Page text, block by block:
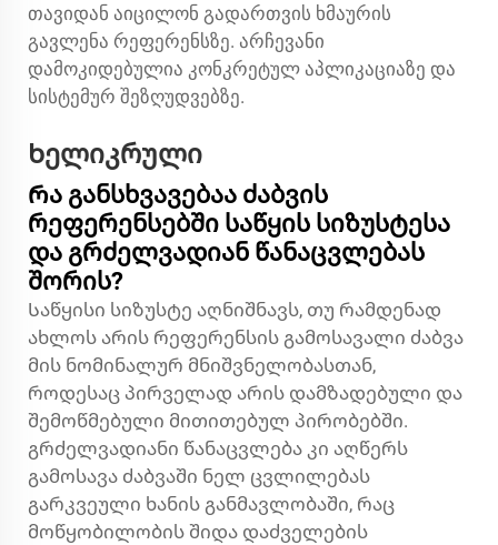
თავიდან აიცილონ გადართვის ხმაურის
გავლენა რეფერენსზე. არჩევანი
დამოკიდებულია კონკრეტულ აპლიკაციაზე და
სისტემურ შეზღუდვებზე.
Ხელიკრული
Რა განსხვავებაა ძაბვის
რეფერენსებში საწყის სიზუსტესა
და გრძელვადიან წანაცვლებას
შორის?
Საწყისი სიზუსტე აღნიშნავს, თუ რამდენად
ახლოს არის რეფერენსის გამოსავალი ძაბვა
მის ნომინალურ მნიშვნელობასთან,
როდესაც პირველად არის დამზადებული და
შემოწმებული მითითებულ პირობებში.
გრძელვადიანი წანაცვლება კი აღწერს
გამოსავა ძაბვაში ნელ ცვლილებას
გარკვეული ხანის განმავლობაში, რაც
მოწყობილობის შიდა დაძველების